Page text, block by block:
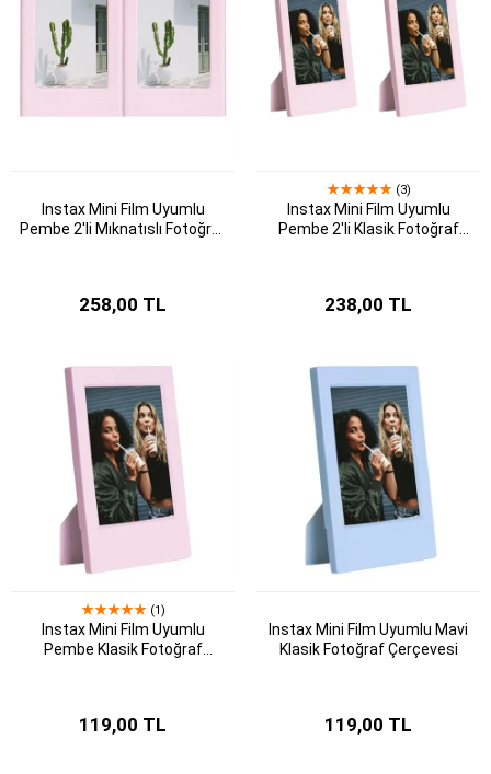
Instax Mini Film Uyumlu
Pembe 2'li Mıknatıslı Fotoğraf
258,00 TL
(3)
Instax Mini Film Uyumlu
Pembe 2'li Klasik Fotoğraf
238,00 TL
(1)
Instax Mini Film Uyumlu
Pembe Klasik Fotoğraf
119,00 TL
Instax Mini Film Uyumlu Mavi
Klasik Fotoğraf Çerçevesi
119,00 TL